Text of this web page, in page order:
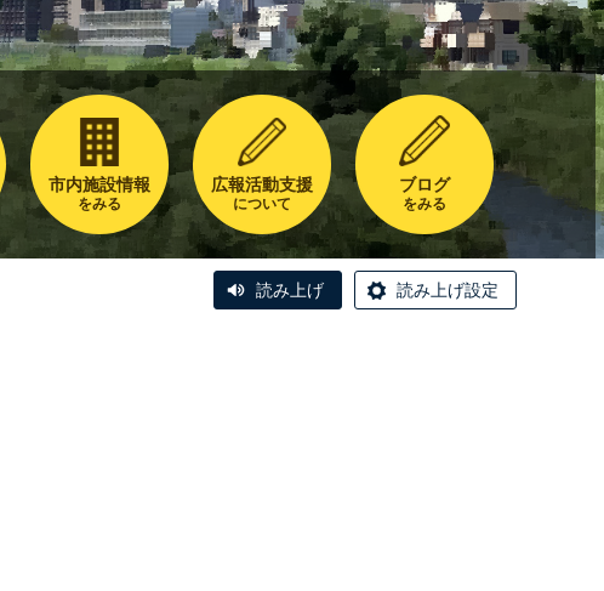
市内施設情報
をみる
広報活動支援
について
ブログ
をみる
読み上げ 読み上げ設定